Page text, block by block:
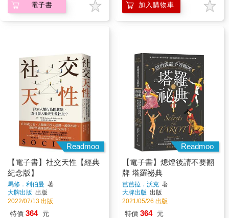
電子書 加入購物車
Readmoo
【電子書】社交天性【經典
紀念版】
馬修．利伯曼 著
大牌出版 出版
2022/07/13 出版
特價 364 元
Readmoo
【電子書】熄燈後請不要翻
牌 塔羅祕典
芭芭拉．沃克 著
大牌出版 出版
2021/05/26 出版
特價 364 元